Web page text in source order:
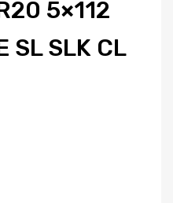
5×112
SL SLK CL